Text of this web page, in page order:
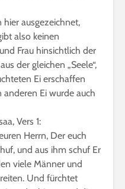
ausgezeichnet,
also keinen
Frau hinsichtlich der
der gleichen „Seele“,
Ei erschaffen
Ei wurde auch
Vers 1:
Herrn, Der euch
und aus ihm schuf Er
viele Männer und
Und fürchtet